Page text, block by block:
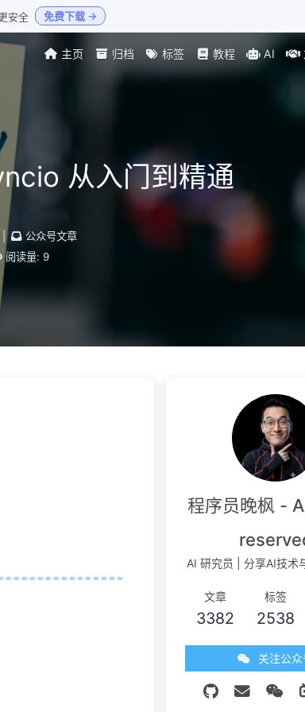
安全 免费下载 →
主页 归档 标签 教程 AI
从入门到精通
公众号文章
阅读量: 9
程序员晚枫 -
AI 研究员 | 分享AI技术
文章
3382
标签
2538
关注公众